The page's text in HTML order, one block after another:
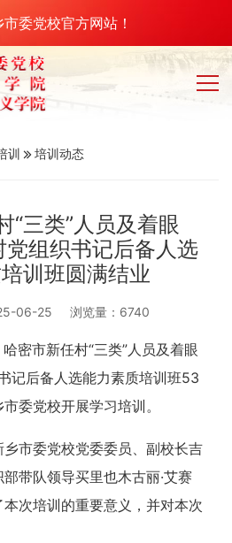
委党校官方网站！
训 培训动态
“三类”人员及着眼
组织书记后备人选
训班圆满结业
06-25 浏览量：6740
密市新任村“三类”人员及着眼
记后备人选能力素质培训班53
委党校开展学习培训。
市委党校党委委员、副校长吉
带队领导买里也木古丽·艾赛
次培训的重要意义，并对本次